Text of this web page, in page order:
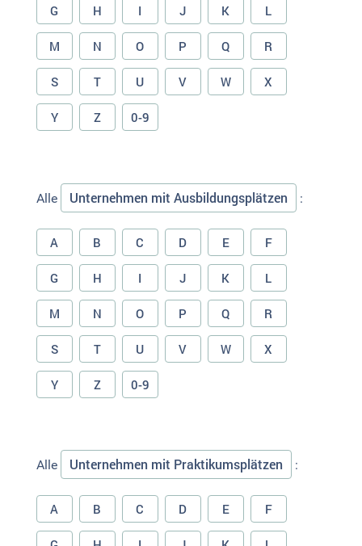
G H I J K L
M N O P Q R
S T U V W X
Y Z 0-9
Alle Unternehmen mit Ausbildungsplätzen :
A B C D E F
G H I J K L
M N O P Q R
S T U V W X
Y Z 0-9
Alle Unternehmen mit Praktikumsplätzen :
A B C D E F